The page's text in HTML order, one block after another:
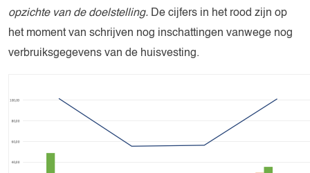
opzichte van de doelstelling. De cijfers in het rood zijn op
het moment van schrijven nog inschattingen vanwege nog
verbruiksgegevens van de huisvesting.